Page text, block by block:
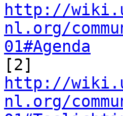
http://
nl.org/
01#Agenda
http://
nl.org/